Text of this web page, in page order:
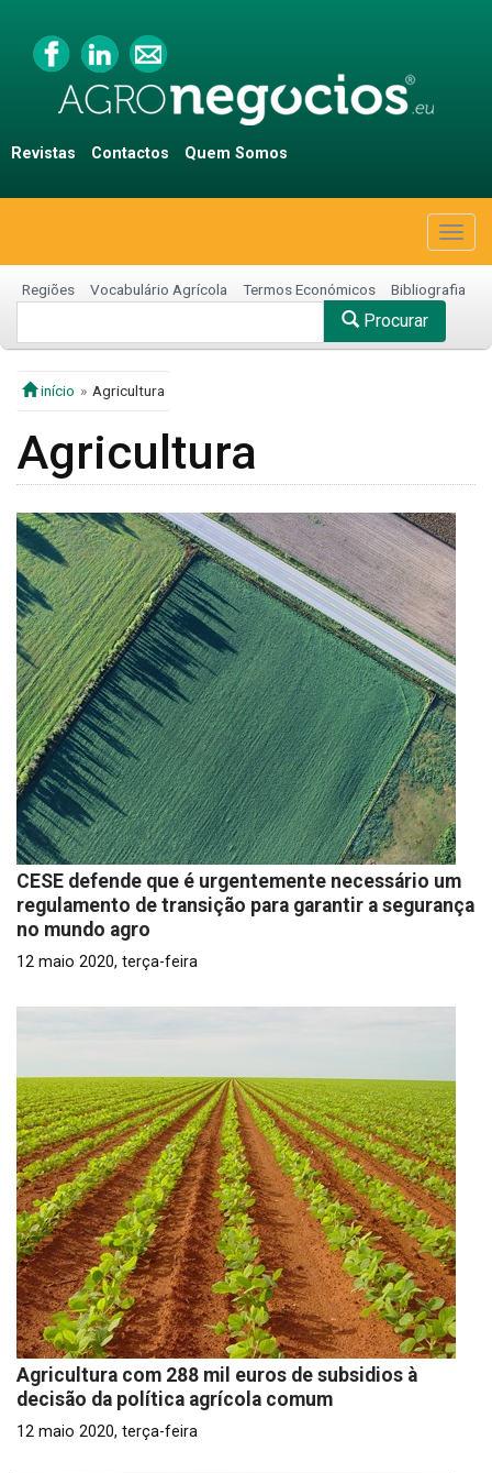
Revistas Contactos Quem Somos
Regiões Vocabulário Agrícola Termos Económicos Bibliografia
Procurar
início Agricultura
Agricultura
CESE defende que é urgentemente necessário um
regulamento de transição para garantir a segurança
no mundo agro
12 maio 2020, terça-feira
Agricultura com 288 mil euros de subsidios à
decisão da política agrícola comum
12 maio 2020, terça-feira